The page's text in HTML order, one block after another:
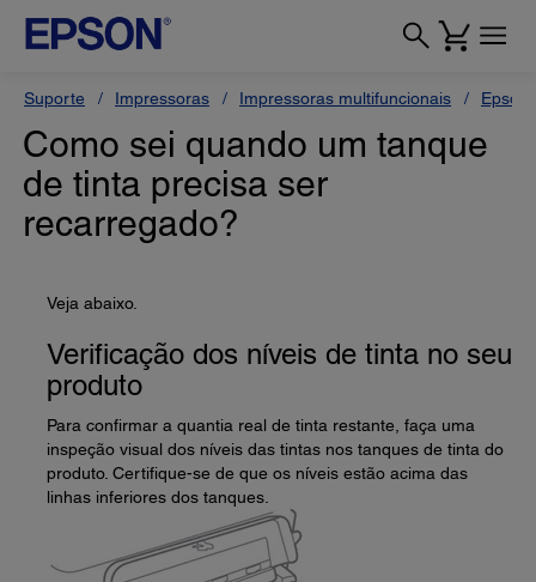
Suporte Impressoras Impressoras multifuncionais Epson
Como sei quando um tanque
de tinta precisa ser
recarregado?
Veja abaixo.
Verificação dos níveis de tinta no seu
produto
Para confirmar a quantia real de tinta restante, faça uma
inspeção visual dos níveis das tintas nos tanques de tinta do
produto. Certifique-se de que os níveis estão acima das
linhas inferiores dos tanques.